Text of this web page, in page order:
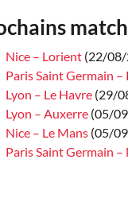
Nice – Lorient (22/08/
Paris Saint Germain –
Lyon – Le Havre (29/
Lyon – Auxerre (05/
Nice – Le Mans (05/
Paris Saint Germain –